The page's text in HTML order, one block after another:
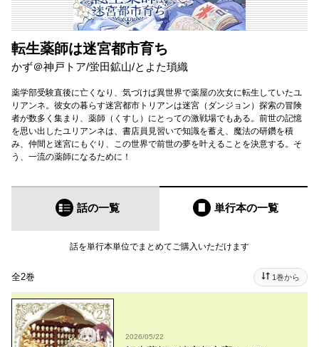
転生薬師は迷宮都市育ち
かず＠神戸トア/蛍田鉱山/とよた瑣織
薬学部受験直後に亡くなり、気づけば異世界で薬屋の次女に転生していたユ
リアンネ。彼女の暮らす迷宮都市トリアンは迷宮（ダンジョン）探索の冒険
者が数多く集まり、薬師（くすし）にとっての激戦場でもある。前世の記憶
を思い出したユリアンネは、書店員見習いで知識を蓄え、魔法の研鑽を積
み、仲間と迷宮にもぐり、この世界で前世の夢を叶えることを決意する。そ
う、一流の薬師になるために！
話の一覧 単行本の一覧
話を単行本単位でまとめてご購入いただけます
全2巻 1巻から
2026/05/22